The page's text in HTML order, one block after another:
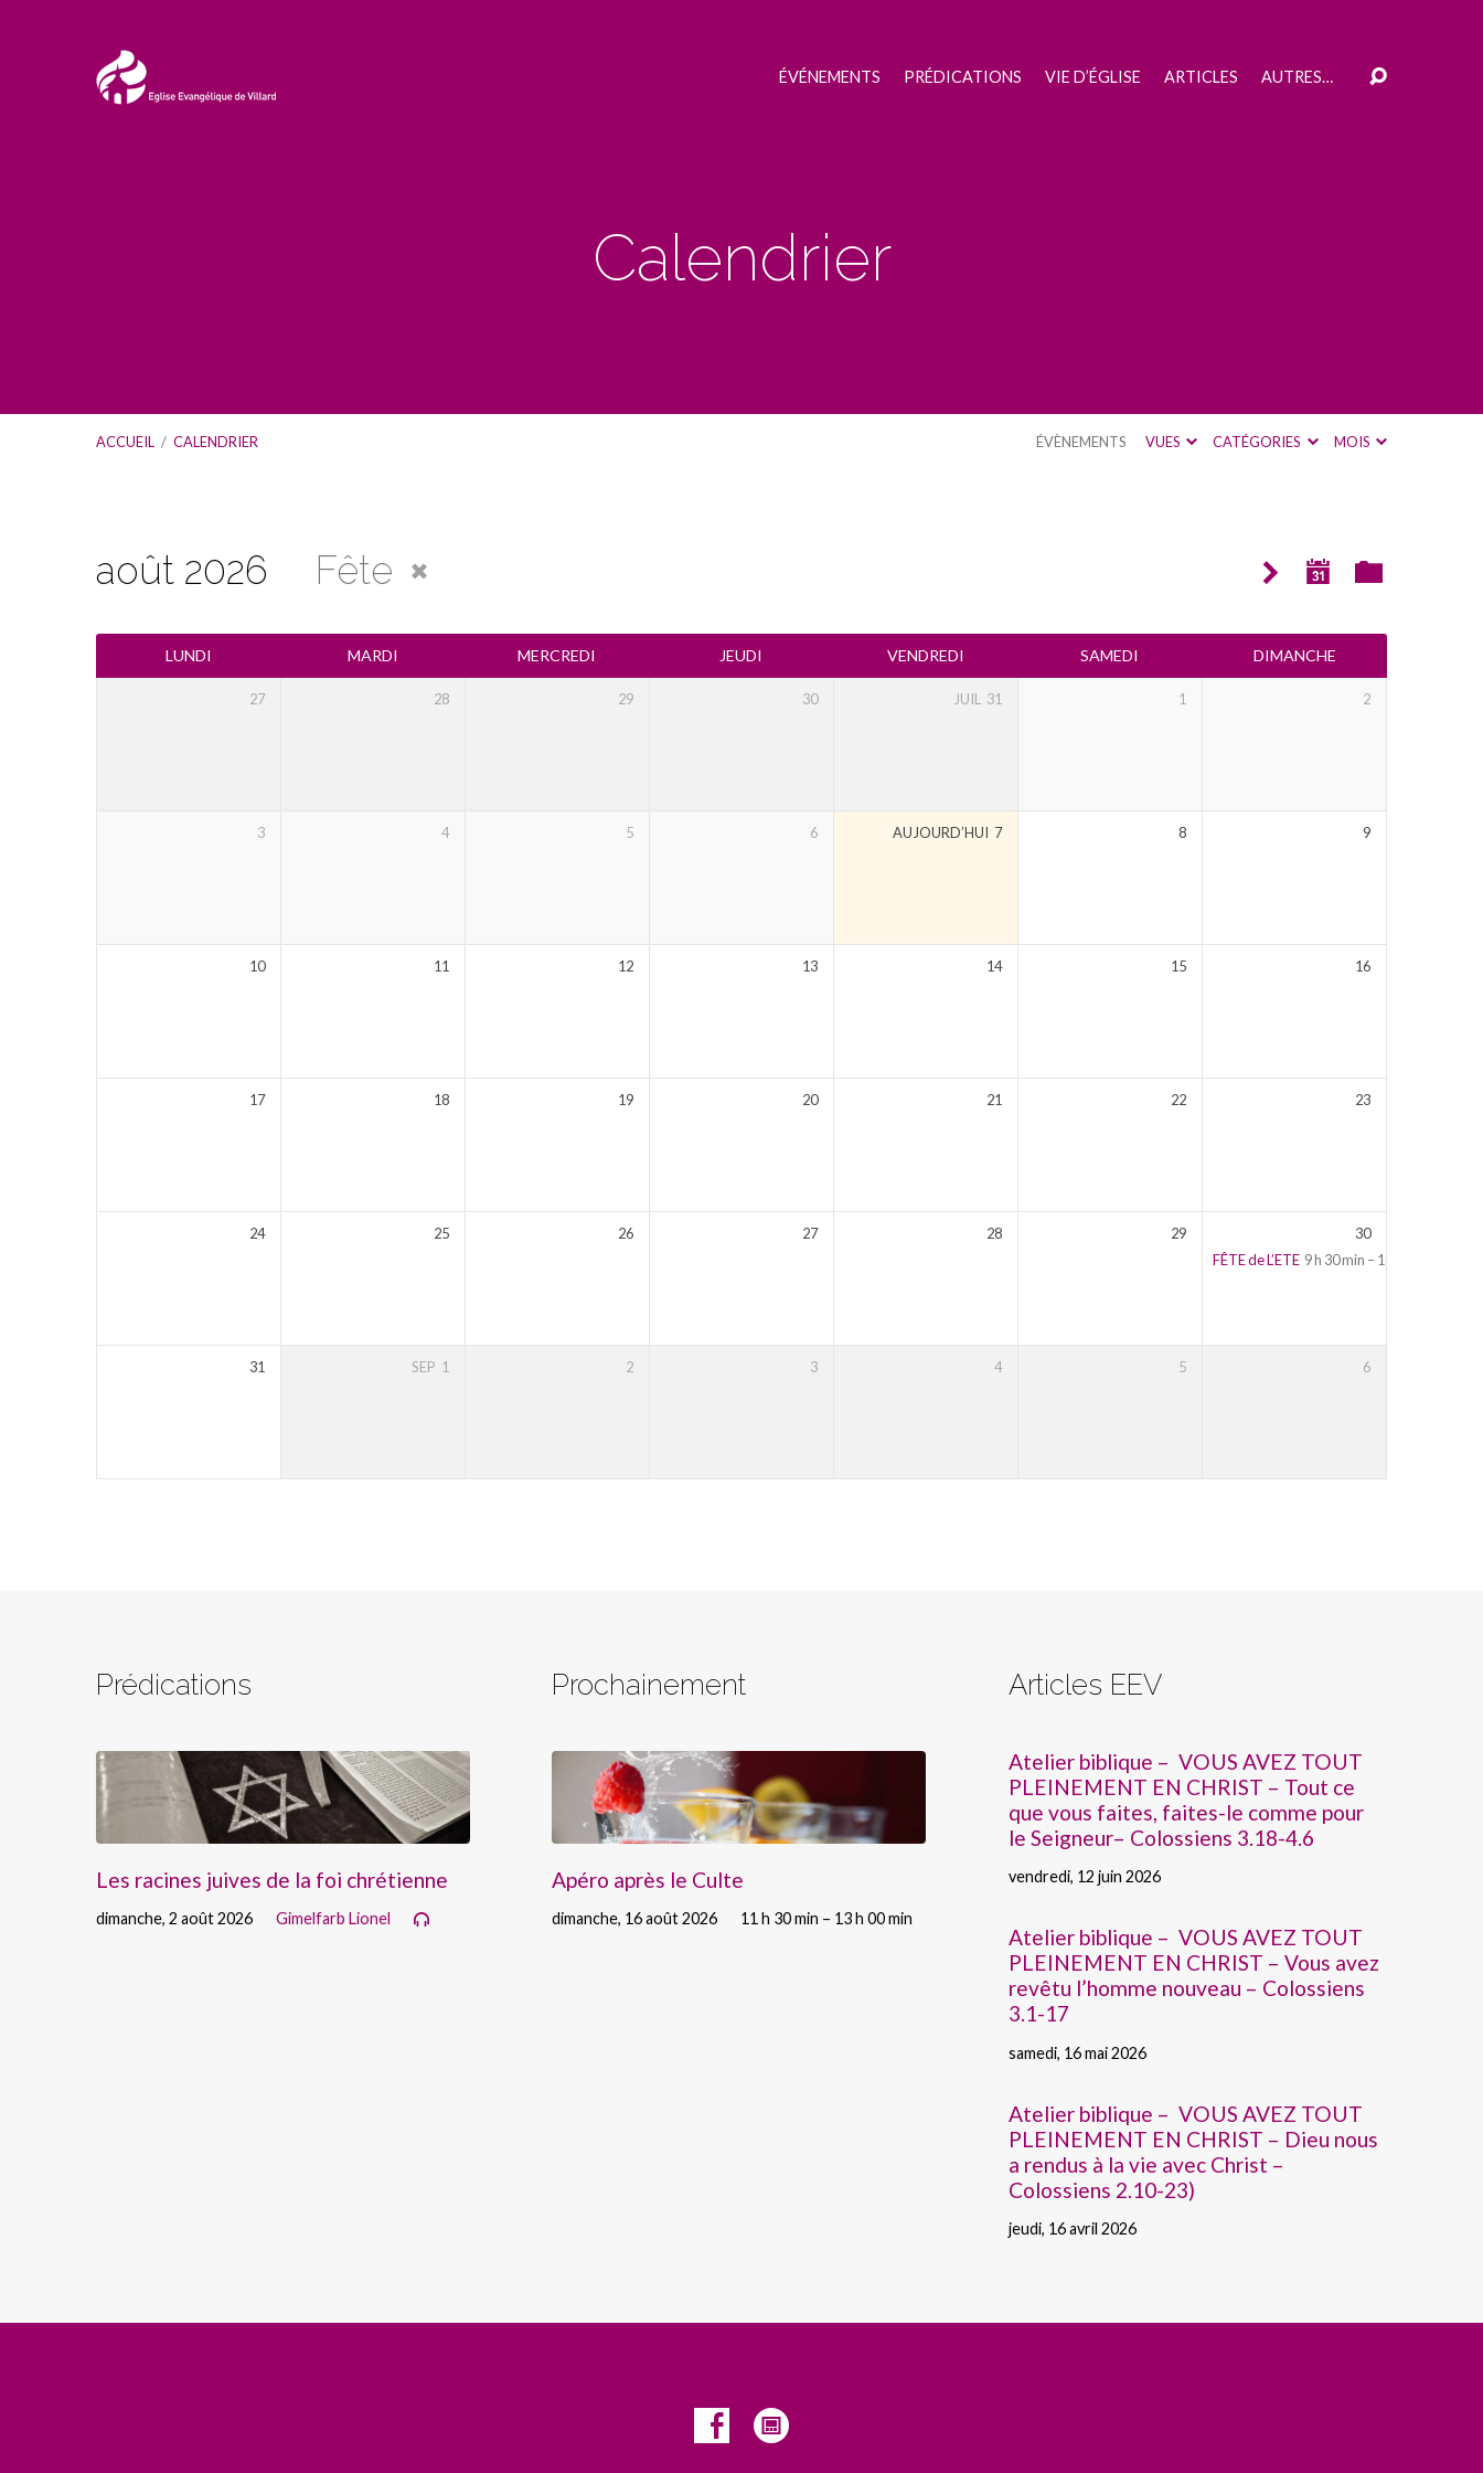
ÉVÉNEMENTS PRÉDICATIONS VIE D’ÉGLISE ARTICLES AUTRES…
Calendrier
ACCUEIL / CALENDRIER ÉVÈNEMENTS VUES CATÉGORIES MOIS
Calendrier
août 2026 Fête
LUNDI MARDI MERCREDI JEUDI VENDREDI SAMEDI DIMANCHE
27 28 29 30 JUIL 31 1 2
3 4 5 6 AUJOURD’HUI 7 8 9
10 11 12 13 14 15 16
17 18 19 20 21 22 23
24 25 26 27 28 29
30
FÊTE de L’ETE 9 h 30 min – 16 h 00 min
31 SEP 1 2 3 4 5 6
Prédications
Les racines juives de la foi chrétienne
dimanche, 2 août 2026 Gimelfarb Lionel
Prochainement
Apéro après le Culte
dimanche, 16 août 2026 11 h 30 min – 13 h 00 min
Articles EEV
Atelier biblique – VOUS AVEZ TOUT
PLEINEMENT EN CHRIST – Tout ce
que vous faites, faites-le comme pour
le Seigneur– Colossiens 3.18-4.6
vendredi, 12 juin 2026
Atelier biblique – VOUS AVEZ TOUT
PLEINEMENT EN CHRIST – Vous avez
revêtu l’homme nouveau – Colossiens
3.1-17
samedi, 16 mai 2026
Atelier biblique – VOUS AVEZ TOUT
PLEINEMENT EN CHRIST – Dieu nous
a rendus à la vie avec Christ –
Colossiens 2.10-23)
jeudi, 16 avril 2026